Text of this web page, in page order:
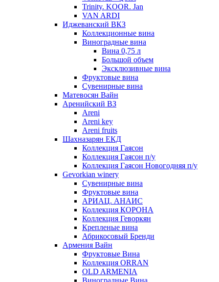
Trinity. KOOR. Jan
VAN ARDI
Иджеванский ВКЗ
Коллекционные вина
Виноградные вина
Вина 0,75 л
Большой объем
Эксклюзивные вина
Фруктовые вина
Cувенирные вина
Матевосян Вайн
Аренийский ВЗ
Areni
Areni key
Areni fruits
Шахназарян ЕКД
Коллекция Гаясон
Коллекция Гаясон п/у
Коллекция Гаясон Новогодняя п/у
Gevorkian winery
Сувенирные вина
Фруктовые вина
АРИАЦ. АНАИС
Коллекция КОРОНА
Коллекция Геворкян
Крепленые вина
Абрикосовый Бренди
Армения Вайн
Фруктовые Вина
Коллекция ORRAN
OLD ARMENIA
Виноградные Вина